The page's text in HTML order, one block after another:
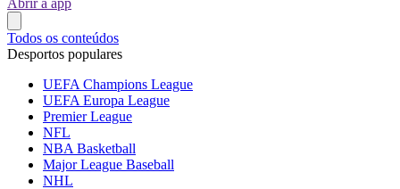
Abrir a app
Todos os conteúdos
Desportos populares
UEFA Champions League
UEFA Europa League
Premier League
NFL
NBA Basketball
Major League Baseball
NHL